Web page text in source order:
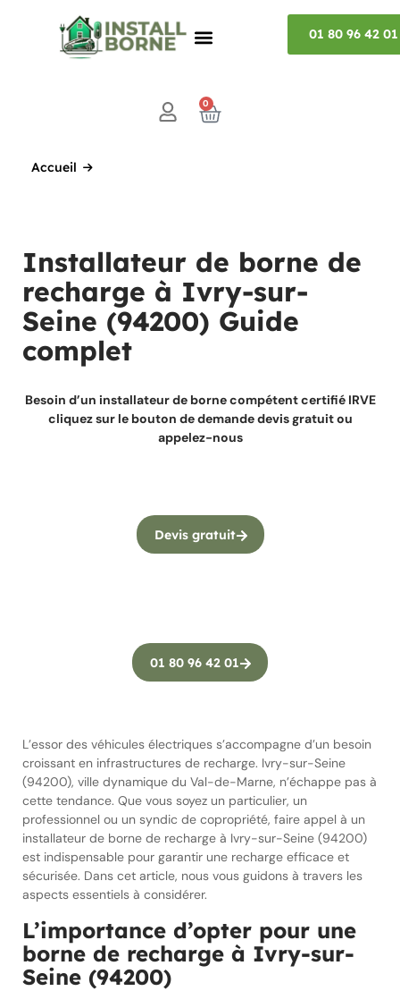
01 80 96 42 01
0
Accueil
Installateur de borne de
recharge à Ivry-sur-
Seine (94200) Guide
complet
Besoin d’un installateur de borne compétent certifié IRVE
cliquez sur le bouton de demande devis gratuit ou
appelez-nous
Devis gratuit
01 80 96 42 01
L’essor des véhicules électriques s’accompagne d’un besoin
croissant en infrastructures de recharge. Ivry-sur-Seine
(94200), ville dynamique du Val-de-Marne, n’échappe pas à
cette tendance. Que vous soyez un particulier, un
professionnel ou un syndic de copropriété, faire appel à un
installateur de borne de recharge à Ivry-sur-Seine (94200)
est indispensable pour garantir une recharge efficace et
sécurisée. Dans cet article, nous vous guidons à travers les
aspects essentiels à considérer.
L’importance d’opter pour une
borne de recharge à Ivry-sur-
Seine (94200)